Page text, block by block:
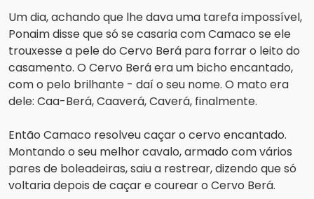
Um dia, achando que lhe dava uma tarefa impossível,
Ponaim disse que só se casaria com Camaco se ele
trouxesse a pele do Cervo Berá para forrar o leito do
casamento. O Cervo Berá era um bicho encantado,
com o pelo brilhante - daí o seu nome. O mato era
dele: Caa-Berá, Caaverá, Caverá, finalmente.
Então Camaco resolveu caçar o cervo encantado.
Montando o seu melhor cavalo, armado com vários
pares de boleadeiras, saiu a restrear, dizendo que só
voltaria depois de caçar e courear o Cervo Berá.